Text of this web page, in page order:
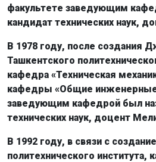
факультете заведующим
кандидат технических наук,
В 1978 году, после создания
Ташкентского
кафедра «Техническая
кафедры «Общие инженерные
заведующим кафедрой был
технических наук, доцент
В 1992 году, в связи с
политехнического института,